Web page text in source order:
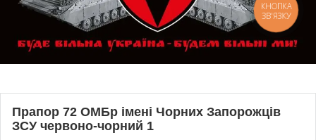
Прапор 72 ОМБр імені Чорних Запорожців
ЗСУ червоно-чорний 1
КНОПКА
ЗВ'ЯЗКУ